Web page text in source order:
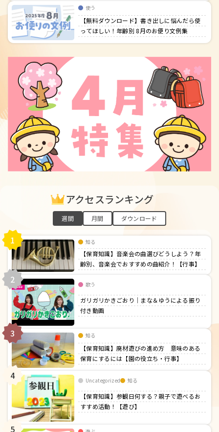
使う
【無料ダウンロード】書き出しに悩んだら使
ってほしい！年齢別 8月のお便り文例集
アクセスランキング
週間 月間 ダウンロード
1 知る
【保育知識】音楽会の曲選びどうしよう？年
齢別、音楽会でおすすめの曲紹介！【行事】
2 歌う
ガリガリかきごおり｜まな＆ゆうによる振り
付き動画
3 知る
【保育知識】廃材遊びの進め方 意味のある
保育にするには【園の役立ち・行事】
4 Uncategorized 知る
【保育知識】参観日何する？親子で遊べるお
すすめ活動！【遊び】
5